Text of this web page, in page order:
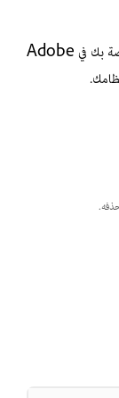
تعلم كيفية إزالة اختصارات لوحة المفاتيح المخصصة الخاصة بك في Adobe